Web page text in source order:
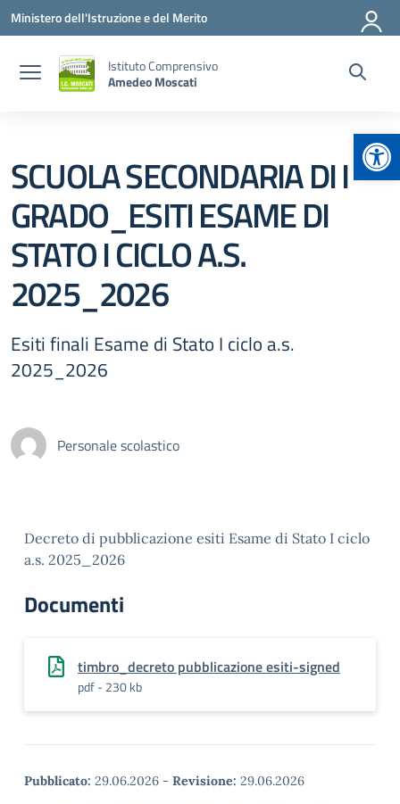
Vai ai contenuti
Vai al menu di navigazione
Vai al footer
Ministero dell'Istruzione e del Merito
Istituto Comprensivo
Amedeo Moscati
SCUOLA SECONDARIA DI I
GRADO_ESITI ESAME DI
STATO I CICLO A.S.
2025_2026
Esiti finali Esame di Stato I ciclo a.s.
2025_2026
Personale scolastico
Decreto di pubblicazione esiti Esame di Stato I ciclo
a.s. 2025_2026
Documenti
timbro_decreto pubblicazione esiti-signed
pdf - 230 kb
Pubblicato: 29.06.2026 - Revisione: 29.06.2026